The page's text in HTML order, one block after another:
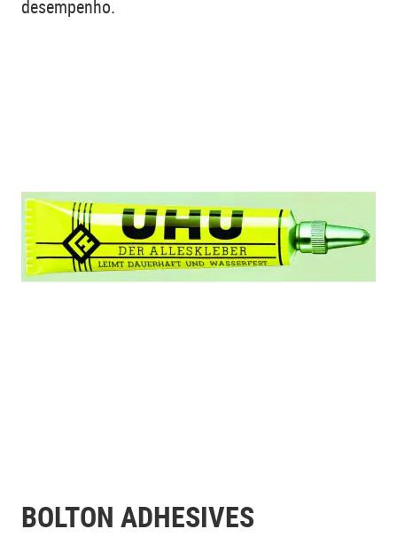
desempenho.
BOLTON ADHESIVES